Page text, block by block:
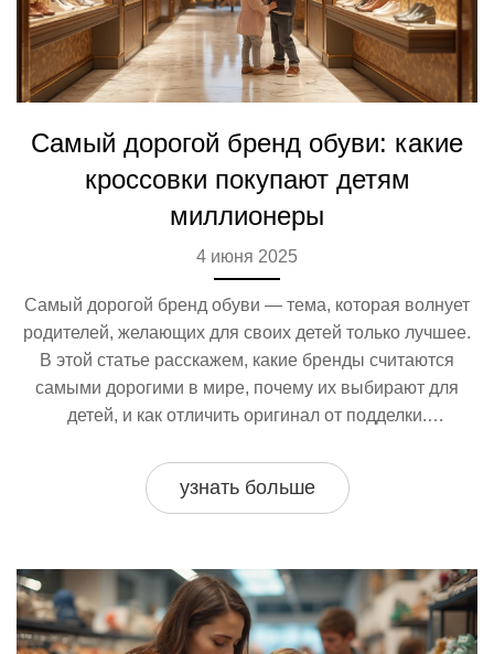
Самый дорогой бренд обуви: какие
кроссовки покупают детям
миллионеры
4 июня 2025
Самый дорогой бренд обуви — тема, которая волнует
родителей, желающих для своих детей только лучшее.
В этой статье расскажем, какие бренды считаются
самыми дорогими в мире, почему их выбирают для
детей, и как отличить оригинал от подделки.
обычной, и стоит ли она своих денег. Поделимся
советами по покупке брендовой обуви без переплаты.
узнать больше